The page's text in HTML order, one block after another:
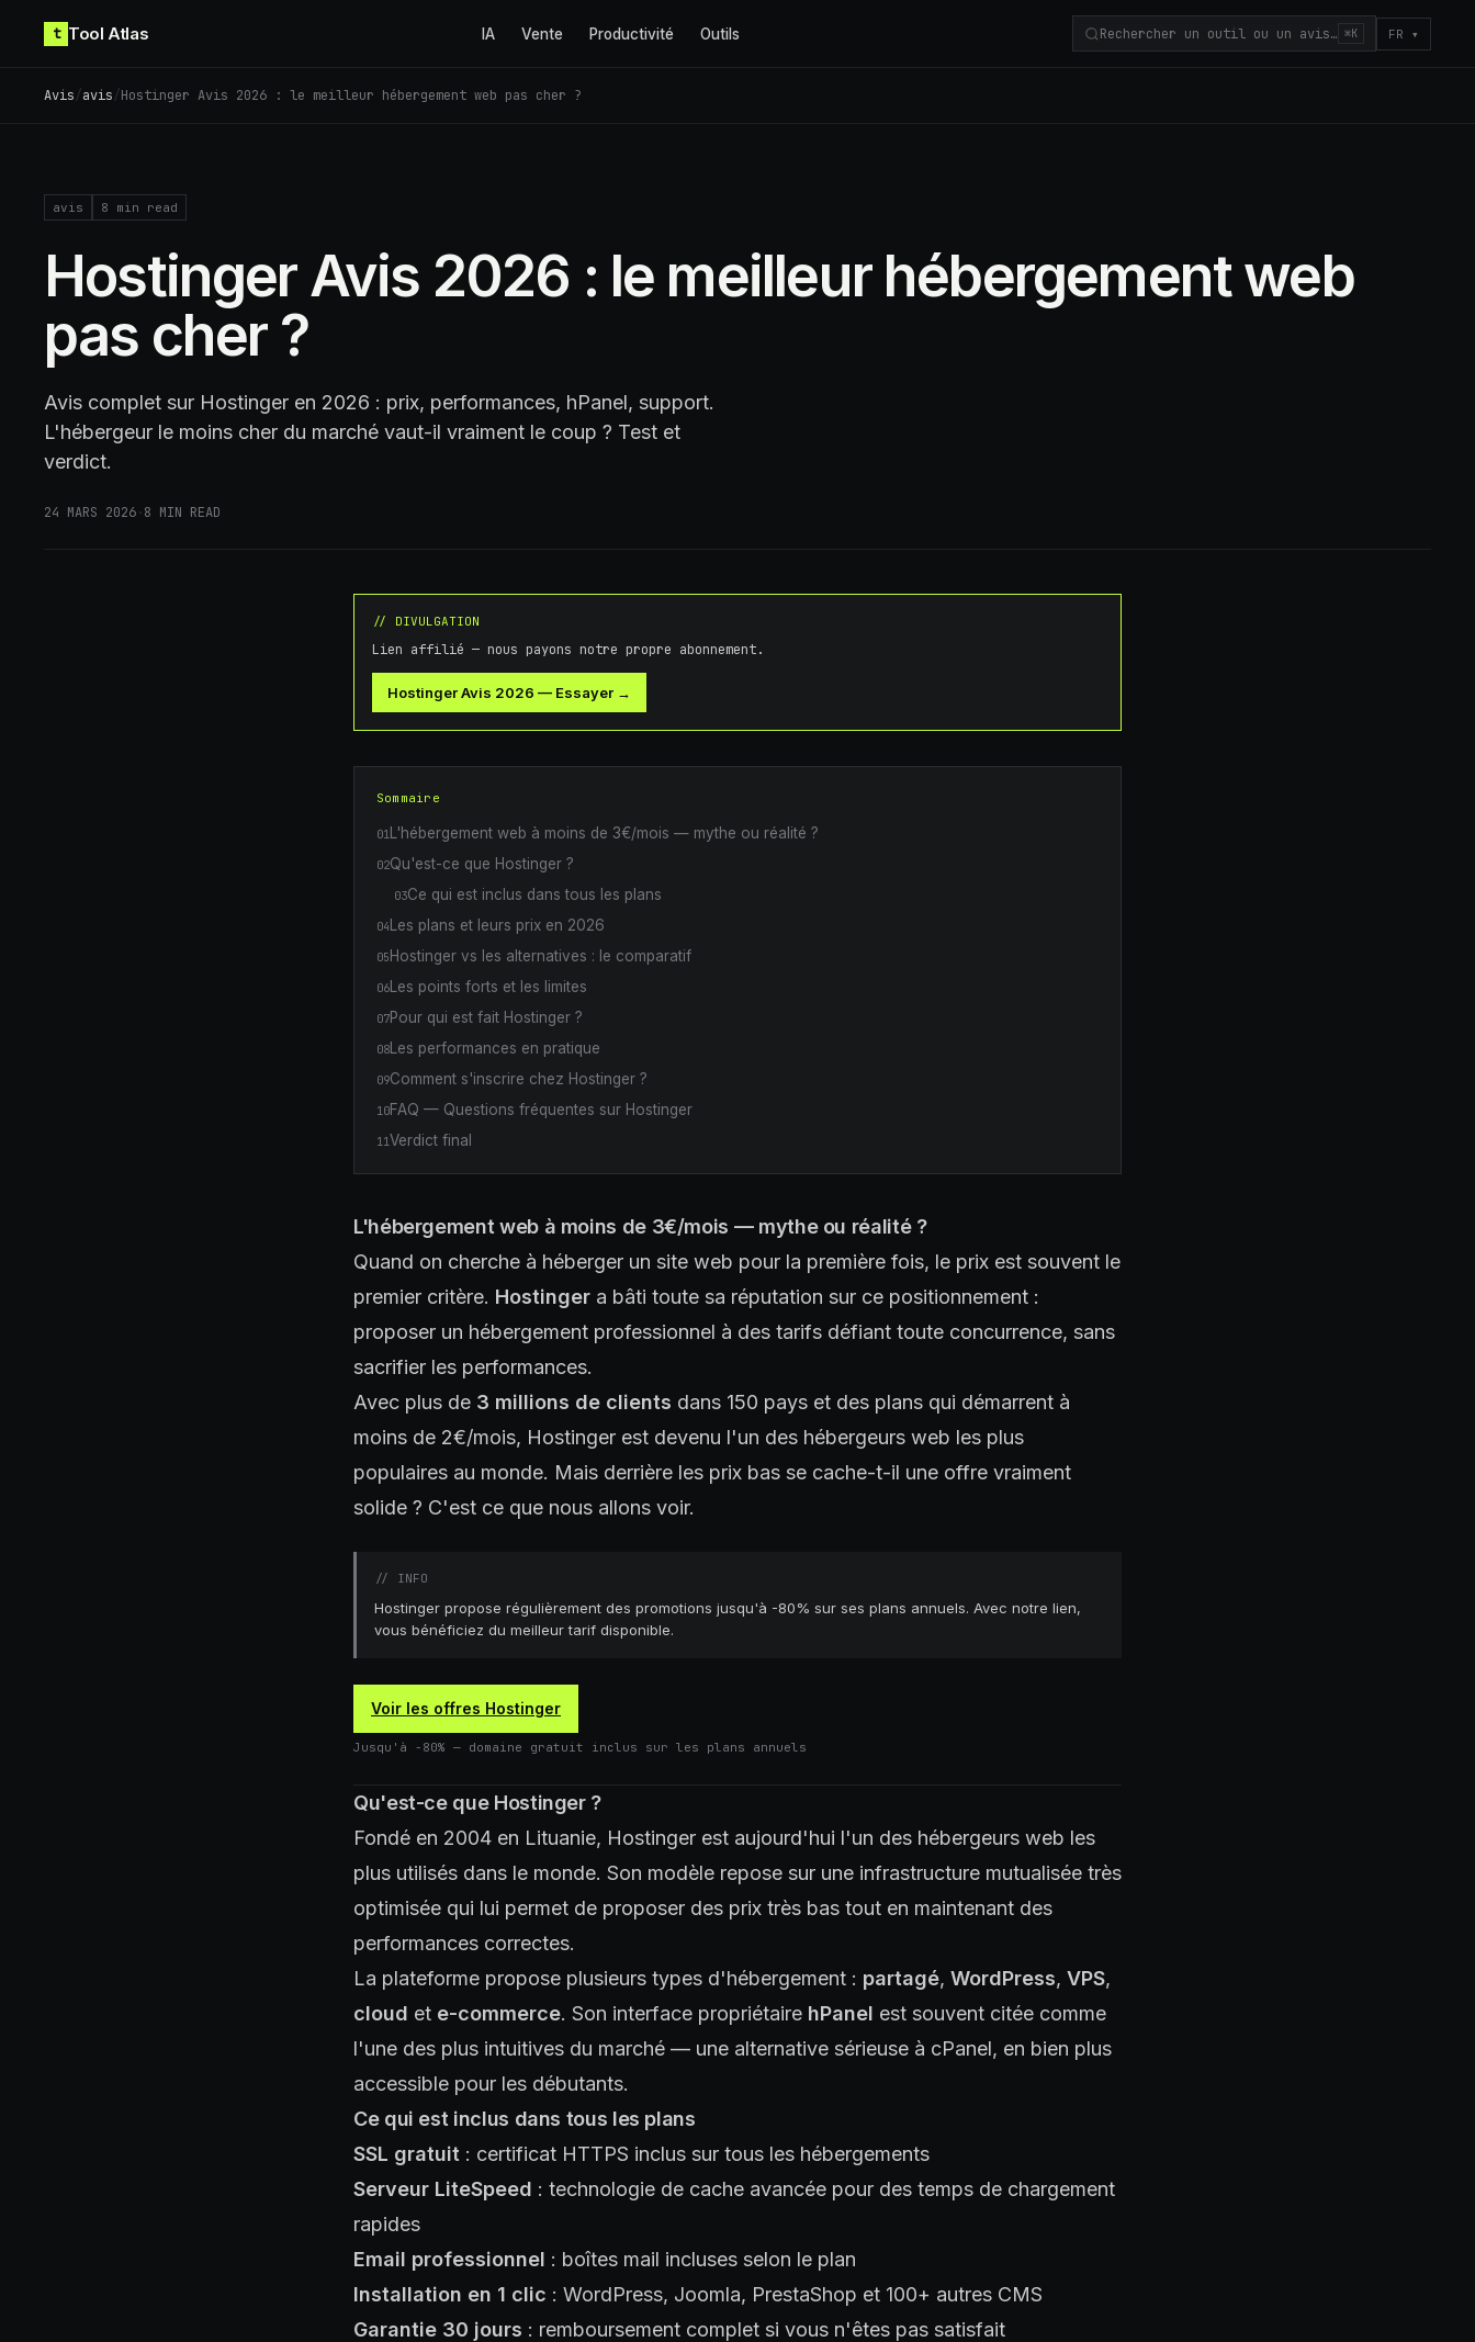
t Tool Atlas IA Vente Productivité Outils Rechercher un outil ou un avis… ⌘K FR ▾
Avis/avis/Hostinger Avis 2026 : le meilleur hébergement web pas cher ?
avis 8 min read
Hostinger Avis 2026 : le meilleur hébergement web
pas cher ?
Avis complet sur Hostinger en 2026 : prix, performances, hPanel, support.
L'hébergeur le moins cher du marché vaut-il vraiment le coup ? Test et
verdict.
24 MARS 2026·8 MIN READ
// DIVULGATION
Lien affilié — nous payons notre propre abonnement.
Hostinger Avis 2026 — Essayer →
Sommaire
01 L'hébergement web à moins de 3€/mois — mythe ou réalité ?
02Qu'est-ce que Hostinger ?
03Ce qui est inclus dans tous les plans
04 Les plans et leurs prix en 2026
05 Hostinger vs les alternatives : le comparatif
06 Les points forts et les limites
07Pour qui est fait Hostinger ?
08 Les performances en pratique
09Comment s'inscrire chez Hostinger ?
10FAQ — Questions fréquentes sur Hostinger
11Verdict final
L'hébergement web à moins de 3€/mois — mythe ou réalité ?
Quand on cherche à héberger un site web pour la première fois, le prix est souvent le
premier critère. Hostinger a bâti toute sa réputation sur ce positionnement :
proposer un hébergement professionnel à des tarifs défiant toute concurrence, sans
sacrifier les performances.
Avec plus de 3 millions de clients dans 150 pays et des plans qui démarrent à
moins de 2€/mois, Hostinger est devenu l'un des hébergeurs web les plus
populaires au monde. Mais derrière les prix bas se cache-t-il une offre vraiment
solide ? C'est ce que nous allons voir.
// INFO
Hostinger propose régulièrement des promotions jusqu'à -80% sur ses plans annuels. Avec notre lien,
vous bénéficiez du meilleur tarif disponible.
Voir les offres Hostinger
Jusqu'à -80% — domaine gratuit inclus sur les plans annuels
Qu'est-ce que Hostinger ?
Fondé en 2004 en Lituanie, Hostinger est aujourd'hui l'un des hébergeurs web les
plus utilisés dans le monde. Son modèle repose sur une infrastructure mutualisée très
optimisée qui lui permet de proposer des prix très bas tout en maintenant des
performances correctes.
La plateforme propose plusieurs types d'hébergement : partagé, WordPress, VPS,
cloud et e-commerce. Son interface propriétaire hPanel est souvent citée comme
l'une des plus intuitives du marché — une alternative sérieuse à cPanel, en bien plus
accessible pour les débutants.
Ce qui est inclus dans tous les plans
SSL gratuit : certificat HTTPS inclus sur tous les hébergements
Serveur LiteSpeed : technologie de cache avancée pour des temps de chargement
rapides
Email professionnel : boîtes mail incluses selon le plan
Installation en 1 clic : WordPress, Joomla, PrestaShop et 100+ autres CMS
Garantie 30 jours : remboursement complet si vous n'êtes pas satisfait